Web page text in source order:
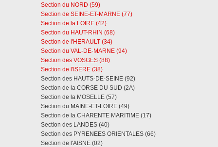
Section du NORD (59)
Section de SEINE-ET-MARNE (77)
Section de la LOIRE (42)
Section du HAUT-RHIN (68)
Section de l'HERAULT (34)
Section du VAL-DE-MARNE (94)
Section des VOSGES (88)
Section de l'ISERE (38)
Section des HAUTS-DE-SEINE (92)
Section de la CORSE DU SUD (2A)
Section de la MOSELLE (57)
Section du MAINE-ET-LOIRE (49)
Section de la CHARENTE MARITIME (17)
Section des LANDES (40)
Section des PYRENEES ORIENTALES (66)
Section de l'AISNE (02)